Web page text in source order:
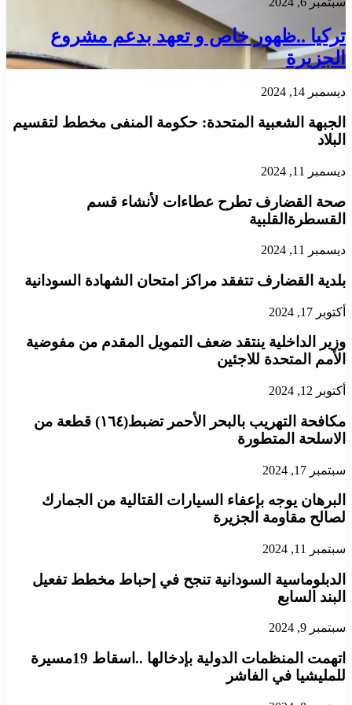
تركيا ..ظهور خاص و تعهد بدعم مشروع
الجزيرة
ديسمبر 14, 2024
الجبهة الشعبية المتحدة: حكومة المنفى مخطط لتقسيم
البلاد
ديسمبر 11, 2024
صحة القضارف تطرح عطاءات لأنشاء قسم
القسطرةالقلبية
ديسمبر 11, 2024
بلدية القضارف تتفقد مراكز امتحان الشهادة السودانية
أكتوبر 17, 2024
وزير الداخلية ينتقد ضعف التمويل المقدم من مفوضية
الأمم المتحدة للاجئين
أكتوبر 12, 2024
مكافحة التهريب بالبحر الأحمر تضبط(١٦٤) قطعة من
الاسلحة المتطورة
سبتمبر 17, 2024
البرهان يوجه بإعفاء السيارات القتالية من الجمارك
لصالح مقاومة الجزيرة
سبتمبر 11, 2024
الدبلوماسية السودانية تنجح في إحباط مخطط تفعيل
البند السابع
سبتمبر 9, 2024
اتهمت المنظمات الدولية بإدخالها ..اسقاط 19مسيرة
للمليشيا في الفاشر